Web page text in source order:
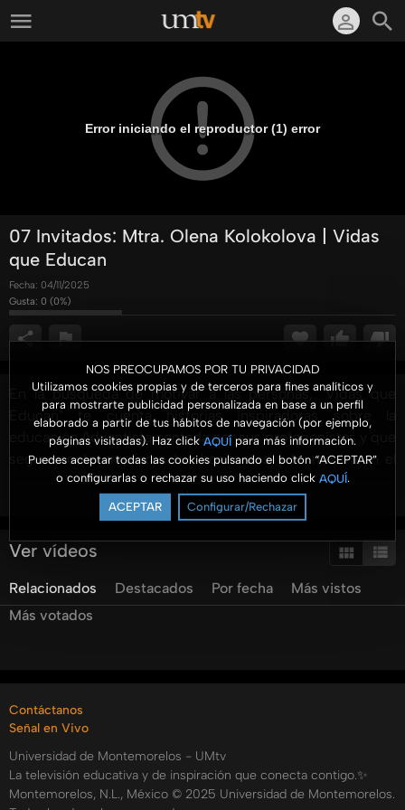
NOS PREOCUPAMOS POR TU PRIVACIDAD
Utilizamos cookies propias y de terceros para fines analíticos y
para mostrarte publicidad personalizada en base a un perfil
elaborado a partir de tus hábitos de navegación (por ejemplo,
páginas visitadas). Haz click AQUÍ para más información.
Puedes aceptar todas las cookies pulsando el botón “ACEPTAR”
o configurarlas o rechazar su uso haciendo click AQUÍ.
ACEPTAR Configurar/Rechazar
Error iniciando el reproductor (1) error
07 Invitados: Mtra. Olena Kolokolova | Vidas
que Educan
Fecha: 04/11/2025
Gusta: 0 (0%)
En la búsqueda de motivar a las personas, "Vidas que
Educan" te cuenta historias inspiradoras sobre la
educación Adventista contada por sus protagonistas y que
seguramente ampliaran tus horizontes y te mostraran el
gran plan de Dios para cada uno de sus hijos.
Conduce el Dr. Ismael Castillo Osuna, rector de la
Universidad de Montemorelos.
http://www.facebook.com/vidasqueeducan
Categorías:
umedia televisión
Ver más
Ver vídeos
Relacionados Destacados Por fecha
Más vistos
Más votados
Contáctanos
Señal en Vivo
Universidad de Montemorelos - UMtv
La televisión educativa y de inspiración que conecta contigo.✨
Montemorelos, N.L., México © 2025 Universidad de Montemorelos.